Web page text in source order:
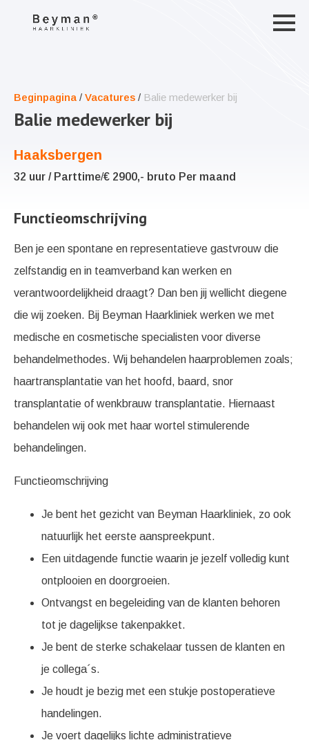
Beginpagina / Vacatures / Balie medewerker bij
Balie medewerker bij
Haaksbergen
32 uur / Parttime/€ 2900,- bruto Per maand
Functieomschrijving
Ben je een spontane en representatieve gastvrouw die
zelfstandig en in teamverband kan werken en
verantwoordelijkheid draagt? Dan ben jij wellicht diegene
die wij zoeken. Bij Beyman Haarkliniek werken we met
medische en cosmetische specialisten voor diverse
behandelmethodes. Wij behandelen haarproblemen zoals;
haartransplantatie van het hoofd, baard, snor
transplantatie of wenkbrauw transplantatie. Hiernaast
behandelen wij ook met haar wortel stimulerende
behandelingen.
Functieomschrijving
Je bent het gezicht van Beyman Haarkliniek, zo ook
natuurlijk het eerste aanspreekpunt.
Een uitdagende functie waarin je jezelf volledig kunt
ontplooien en doorgroeien.
Ontvangst en begeleiding van de klanten behoren
tot je dagelijkse takenpakket.
Je bent de sterke schakelaar tussen de klanten en
je collega´s.
Je houdt je bezig met een stukje postoperatieve
handelingen.
Je voert dagelijks lichte administratieve